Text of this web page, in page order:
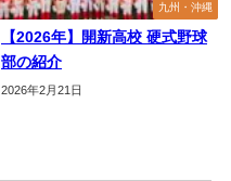
九州・沖縄
【2026年】開新高校 硬式野球
部の紹介
2026年2月21日